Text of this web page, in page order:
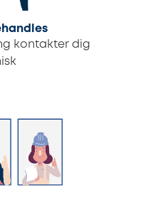
kontakter dig